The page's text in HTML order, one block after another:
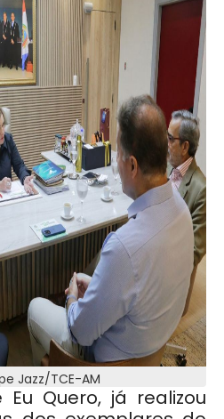
Jazz/TCE-AM
Eu Quero, já realizou